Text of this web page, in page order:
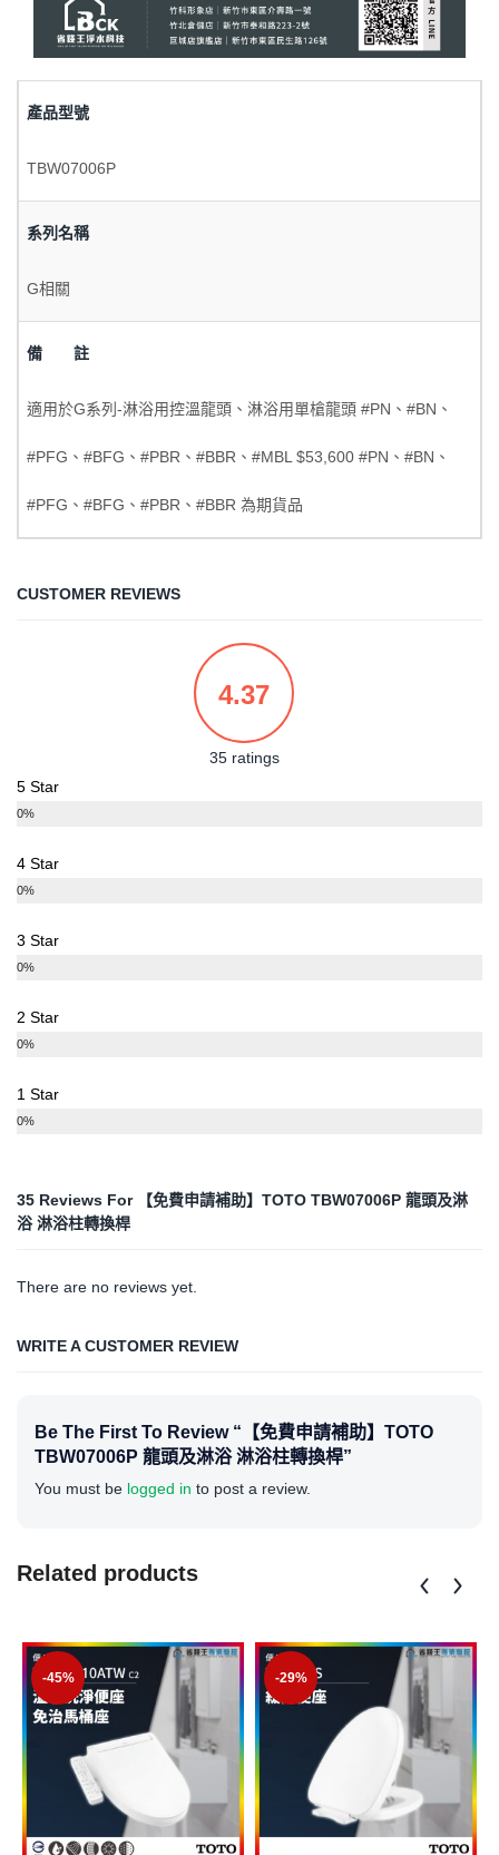
產品型號
TBW07006P
系列名稱
G相關
備 註
適用於G系列-淋浴用控溫龍頭、淋浴用單槍龍頭 #PN、#BN、
#PFG、#BFG、#PBR、#BBR、#MBL $53,600 #PN、#BN、
#PFG、#BFG、#PBR、#BBR 為期貨品
CUSTOMER REVIEWS
4.37
35 ratings
5 Star
0%
4 Star
0%
3 Star
0%
2 Star
0%
1 Star
0%
35 Reviews For
【免費申請補助】TOTO TBW07006P 龍頭及淋
浴 淋浴柱轉換桿
There are no reviews yet.
WRITE A CUSTOMER REVIEW
Be The First To Review “【免費申請補助】TOTO
TBW07006P 龍頭及淋浴 淋浴柱轉換桿”
You must be logged in to post a review.
Related products
-45% -29%